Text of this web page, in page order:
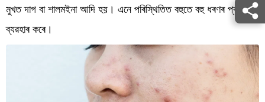
শিক্ষা
খেল
মুখত দাগ বা শালমইনা আদি হয়। এনে পৰিস্থিতিত বহুতে বহু ধৰণৰ প্ৰডাক্ট
ব্যৱহাৰ কৰে।